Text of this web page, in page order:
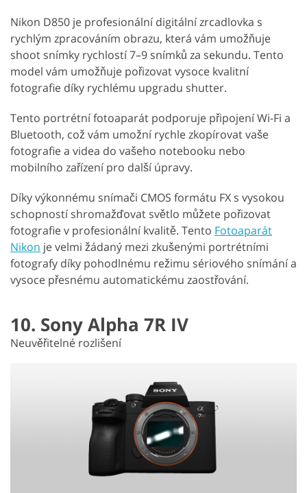
Nikon D850 je profesionální digitální zrcadlovka s
rychlým zpracováním obrazu, která vám umožňuje
shoot snímky rychlostí 7–9 snímků za sekundu. Tento
model vám umožňuje pořizovat vysoce kvalitní
fotografie díky rychlému upgradu shutter.
Tento portrétní fotoaparát podporuje připojení Wi-Fi a
Bluetooth, což vám umožní rychle zkopírovat vaše
fotografie a videa do vašeho notebooku nebo
mobilního zařízení pro další úpravy.
Díky výkonnému snímači CMOS formátu FX s vysokou
schopností shromažďovat světlo můžete pořizovat
fotografie v profesionální kvalitě. Tento Fotoaparát
Nikon je velmi žádaný mezi zkušenými portrétními
fotografy díky pohodlnému režimu sériového snímání a
vysoce přesnému automatickému zaostřování.
10. Sony Alpha 7R IV
Neuvěřitelné rozlišení